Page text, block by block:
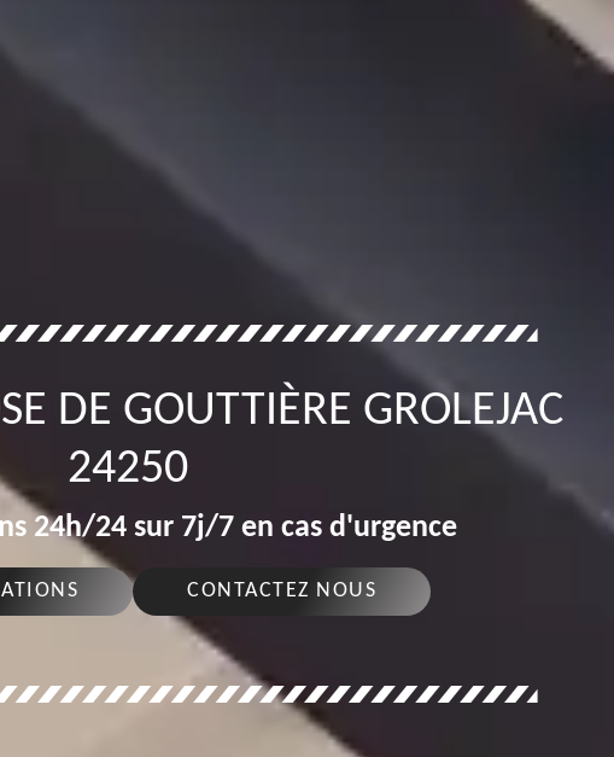
DE GOUTTIÈRE GROLEJAC
24250
24h/24 sur 7j/7 en cas d'urgence
CONTACTEZ NOUS